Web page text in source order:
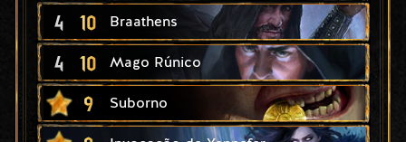
4 10 Braathens
4 10 Mago Rúnico
9 Suborno